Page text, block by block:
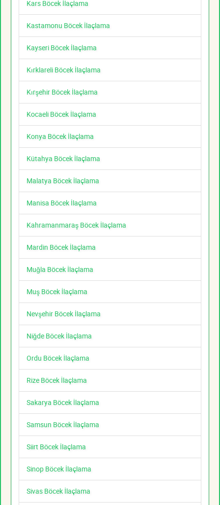
Kars Böcek İlaçlama
Kastamonu Böcek İlaçlama
Kayseri Böcek İlaçlama
Kırklareli Böcek İlaçlama
Kırşehir Böcek İlaçlama
Kocaeli Böcek İlaçlama
Konya Böcek İlaçlama
Kütahya Böcek İlaçlama
Malatya Böcek İlaçlama
Manisa Böcek İlaçlama
Kahramanmaraş Böcek İlaçlama
Mardin Böcek İlaçlama
Muğla Böcek İlaçlama
Muş Böcek İlaçlama
Nevşehir Böcek İlaçlama
Niğde Böcek İlaçlama
Ordu Böcek İlaçlama
Rize Böcek İlaçlama
Sakarya Böcek İlaçlama
Samsun Böcek İlaçlama
Siirt Böcek İlaçlama
Sinop Böcek İlaçlama
Sivas Böcek İlaçlama